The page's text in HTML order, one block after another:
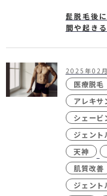
髭脱毛後
間や起き
2025年02
医療脱毛
アレキサ
シェービ
ジェント
天神
肌質改善
ジェント